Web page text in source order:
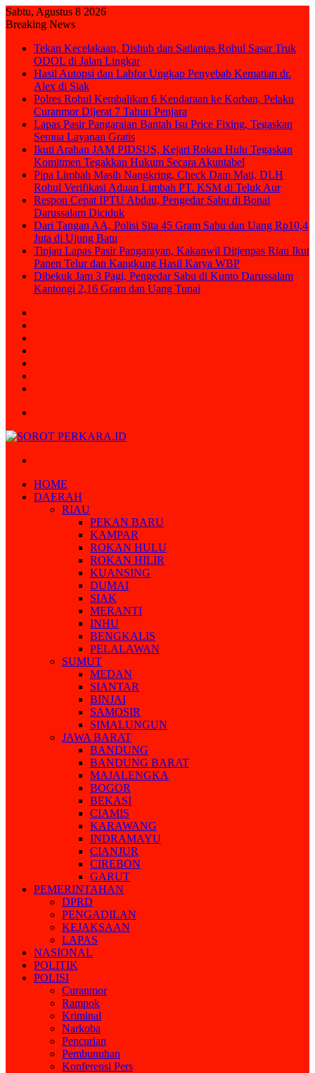
Sabtu, Agustus 8 2026
Breaking News
Tekan Kecelakaan, Dishub dan Satlantas Rohul Sasar Truk
ODOL di Jalan Lingkar
Hasil Autopsi dan Labfor Ungkap Penyebab Kematian dr.
Alex di Siak
Polres Rohul Kembalikan 6 Kendaraan ke Korban, Pelaku
Curanmor Dijerat 7 Tahun Penjara
Lapas Pasir Pangaraian Bantah Isu Price Fixing, Tegaskan
Semua Layanan Gratis
Ikuti Arahan JAM PIDSUS, Kejari Rokan Hulu Tegaskan
Komitmen Tegakkan Hukum Secara Akuntabel
Pipa Limbah Masih Nangkring, Check Dam Mati, DLH
Rohul Verifikasi Aduan Limbah PT. KSM di Teluk Aur
Respon Cepat IPTU Abdau, Pengedar Sabu di Bonai
Darussalam Diciduk
Dari Tangan AA, Polisi Sita 45 Gram Sabu dan Uang Rp10,4
Juta di Ujung Batu
Tinjau Lapas Pasir Pangarayan, Kakanwil Ditjenpas Riau Ikut
Panen Telur dan Kangkung Hasil Karya WBP
Dibekuk Jam 3 Pagi, Pengedar Sabu di Kunto Darussalam
Kantongi 2,16 Gram dan Uang Tunai
HOME
DAERAH
RIAU
PEKAN BARU
KAMPAR
ROKAN HULU
ROKAN HILIR
KUANSING
DUMAI
SIAK
MERANTI
INHU
BENGKALIS
PELALAWAN
SUMUT
MEDAN
SIANTAR
BINJAI
SAMOSIR
SIMALUNGUN
JAWA BARAT
BANDUNG
BANDUNG BARAT
MAJALENGKA
BOGOR
BEKASI
CIAMIS
KARAWANG
INDRAMAYU
CIANJUR
CIREBON
GARUT
PEMERINTAHAN
DPRD
PENGADILAN
KEJAKSAAN
LAPAS
NASIONAL
POLITIK
POLISI
Curanmor
Rampok
Kriminal
Narkoba
Pencurian
Pembunuhan
Konferensi Pers